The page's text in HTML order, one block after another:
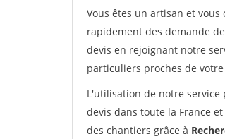
Vous êtes un artisan et
rapidement des demande
devis en rejoignant notre
particuliers proches de
L'utilisation de notre
devis dans toute la France
des chantiers grâce à